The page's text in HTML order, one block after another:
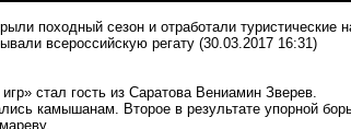
походный сезон и отработали туристические
всероссийскую регату (30.03.2017 16:31)
стал гость из Саратова Вениамин Зверев.
камышанам. Второе в результате упорной